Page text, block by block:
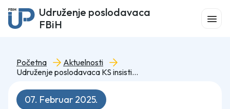
Udruženje poslodavaca
FBiH
Početna
Aktuelnosti
Udruženje poslodavaca KS insistira na reformama u fiskalnoj politici, obrazovanju i zdravstvu
07. Februar 2025.